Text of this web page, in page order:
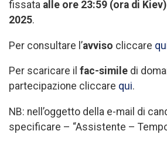
fissata alle ore 23:59 (ora di
2025.
Per consultare l’avviso cliccare
Per scaricare il fac-simile di
partecipazione cliccare qui.
NB: nell’oggetto della e-mail di
specificare – “Assistente –